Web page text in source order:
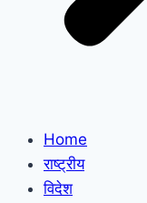
Home
राष्ट्रीय
विदेश